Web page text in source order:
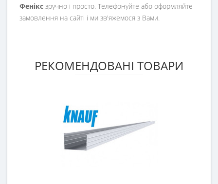
Фенікс зручно і просто. Телефонуйте або оформляйте
замовлення на сайті і ми зв'яжемося з Вами.
РЕКОМЕНДОВАНІ ТОВАРИ